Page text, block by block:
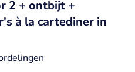
2 + ontbijt +
à la cartediner in